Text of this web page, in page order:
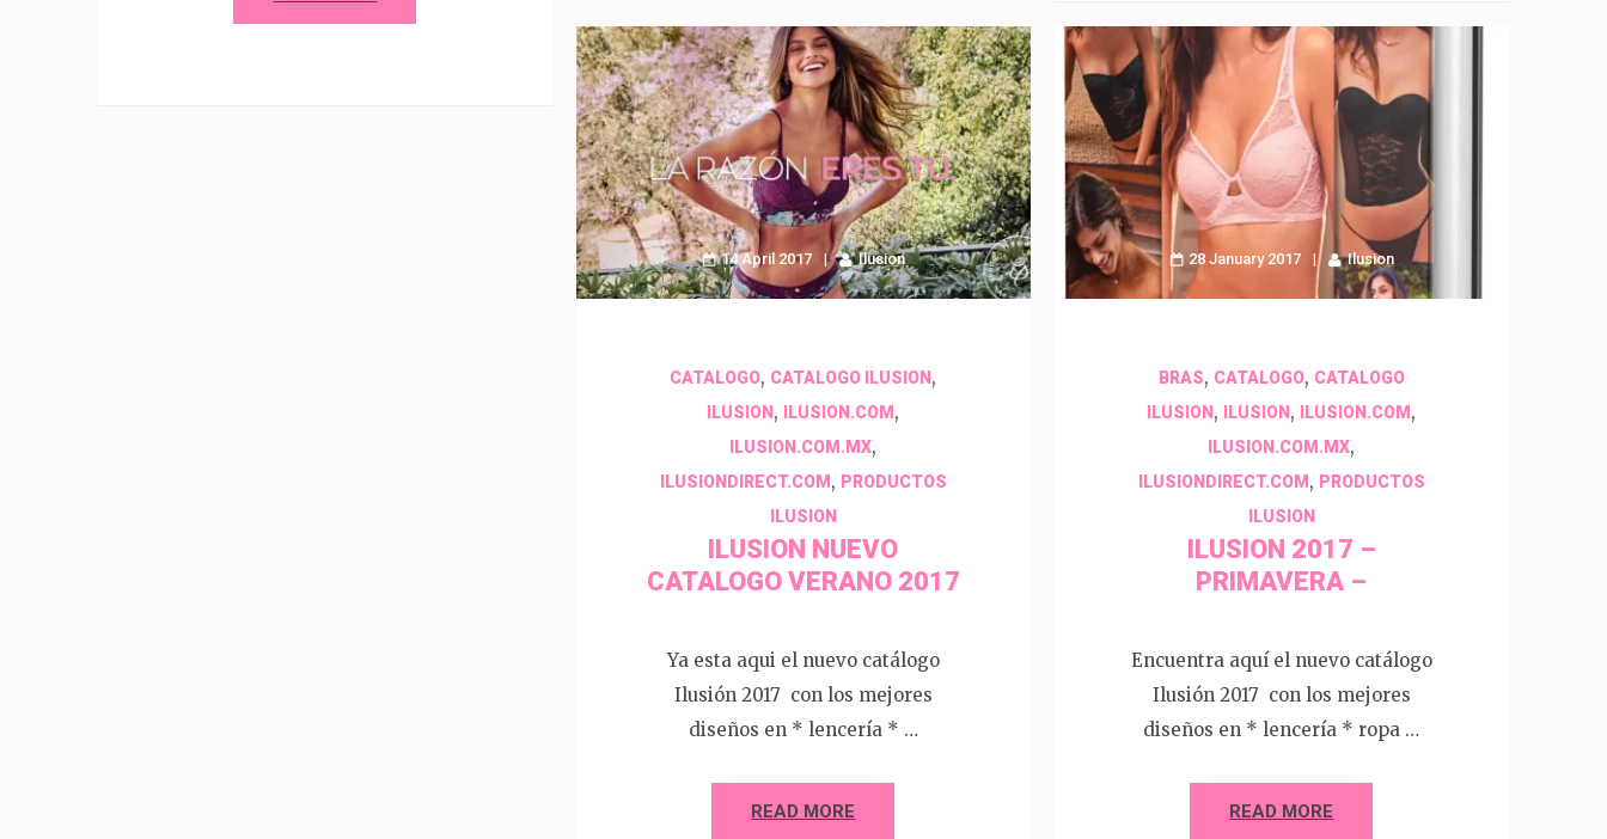
14 April 2017 Ilusion
CATALOGO, CATALOGO ILUSION ,
ILUSION , ILUSION.COM ,
ILUSION.COM.MX,
ILUSIONDIRECT.COM , PRODUCTOS
ILUSION
ILUSION NUEVO
CATALOGO VERANO 2017
Ya esta aqui el nuevo catálogo
Ilusión 2017 con los mejores
diseños en * lencería * …
READ MORE
28 January 2017 Ilusion
BRAS, CATALOGO, CATALOGO
ILUSION , ILUSION , ILUSION.COM ,
ILUSION.COM.MX,
ILUSIONDIRECT.COM , PRODUCTOS
ILUSION
ILUSION 2017 –
PRIMAVERA –
Encuentra aquí el nuevo catálogo
Ilusión 2017 con los mejores
diseños en * lencería * ropa …
READ MORE